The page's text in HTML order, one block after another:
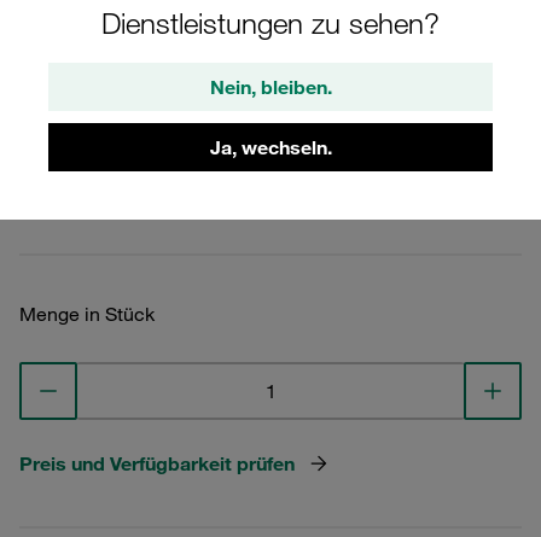
Dienstleistungen zu sehen?
Nein, bleiben.
Ja, wechseln.
Schraube glatt, ohne Vorspannung
SP-760.3-PP-H-DP-AS-M-W5
STAUFF Materialnr. 1110009184
Menge in Stück
Preis und Verfügbarkeit prüfen